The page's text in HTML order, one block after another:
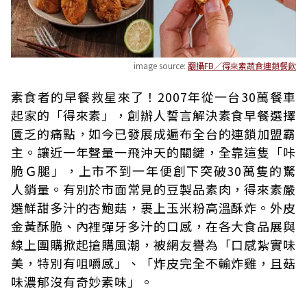
image source: 翻攝FB／得來素蔬食連鎖餐飲
素食者的早餐救星來了！2007年從一台30萬餐車
起家的「得來素」，創辦人誓言解決素食早餐選擇
匱乏的痛點，如今已發展成遍布全台的連鎖加盟霸
主。讓近一年聲量一飛沖天的關鍵，全靠這隻「咔
脆Ｇ腿」，上市不到一年便創下突破30萬隻的驚
人銷量。有別於市面常見的豆製品素肉，得來素嚴
選鮮甜多汁的杏鮑菇，裹上玉米粉高溫酥炸。外皮
金黃酥脆、內裡彈牙多汁的口感，在各大食品展與
線上團購掀起搶購風潮，被網友譽為「口感紮實味
美，特別有咀嚼感」、「炸皮完全不輸炸雞，且菇
味濃郁沒有奇妙素味」。